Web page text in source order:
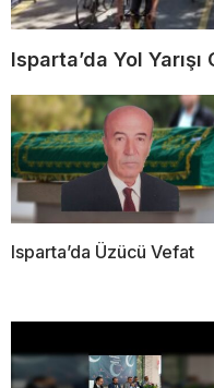
Isparta’da Yol Yarışı
Isparta’da Üzücü Vefat